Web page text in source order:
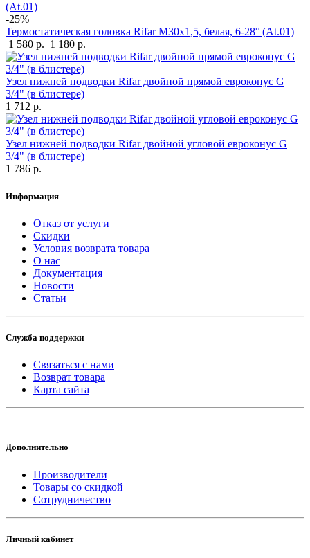
-25%
Термостатическая головка Rifar М30х1,5, белая, 6-28° (At.01)
1 580 р. 1 180 р.
Узел нижней подводки Rifar двойной прямой евроконус G
3/4" (в блистере)
1 712 р.
Узел нижней подводки Rifar двойной угловой евроконус G
3/4" (в блистере)
1 786 р.
Информация
Отказ от услуги
Скидки
Условия возврата товара
О нас
Документация
Новости
Статьи
Служба поддержки
Связаться с нами
Возврат товара
Карта сайта
Дополнительно
Производители
Товары со скидкой
Сотрудничество
Личный кабинет